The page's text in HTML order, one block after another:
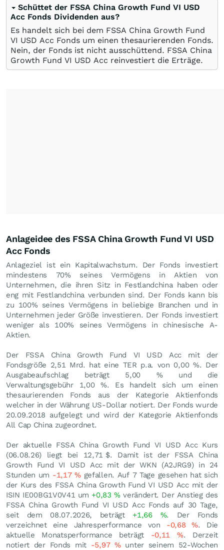
Schüttet der FSSA China Growth Fund VI USD
Acc Fonds Dividenden aus?
Es handelt sich bei dem FSSA China Growth Fund
VI USD Acc Fonds um einen thesaurierenden Fonds.
Nein, der Fonds ist nicht ausschüttend. FSSA China
Growth Fund VI USD Acc reinvestiert die Erträge.
Anlageidee des FSSA China Growth Fund VI USD
Acc Fonds
Anlageziel ist ein Kapitalwachstum. Der Fonds investiert
mindestens 70% seines Vermögens in Aktien von
Unternehmen, die ihren Sitz in Festlandchina haben oder
eng mit Festlandchina verbunden sind. Der Fonds kann bis
zu 100% seines Vermögens in beliebige Branchen und in
Unternehmen jeder Größe investieren. Der Fonds investiert
weniger als 100% seines Vermögens in chinesische A-
Aktien.
Der FSSA China Growth Fund VI USD Acc mit der
Fondsgröße 2,51 Mrd. hat eine TER p.a. von 0,00 %. Der
Ausgabeaufschlag beträgt 5,00 % und die
Verwaltungsgebühr 1,00 %. Es handelt sich um einen
thesaurierenden Fonds aus der Kategorie Aktienfonds
welcher in der Währung US-Dollar notiert. Der Fonds wurde
20.09.2018 aufgelegt und wird der Kategorie Aktienfonds
All Cap China zugeordnet.
Der aktuelle FSSA China Growth Fund VI USD Acc Kurs
(06.08.26) liegt bei 12,71 $. Damit ist der FSSA China
Growth Fund VI USD Acc mit der WKN (A2JRG9) in 24
Stunden um -1,17%gefallen. Auf 7 Tage gesehen hat sich
der Kurs des FSSA China Growth Fund VI USD Acc mit der
ISIN IE00BG1V0V41 um +0,83%verändert. Der Anstieg des
FSSA China Growth Fund VI USD Acc Fonds auf 30 Tage,
seit dem 08.07.2026, beträgt +1,66 %. Der Fonds
verzeichnet eine Jahresperformance von -0,68%. Die
aktuelle Monatsperformance beträgt -0,11 %. Derzeit
notiert der Fonds mit -5,97 %unter seinem 52-Wochen